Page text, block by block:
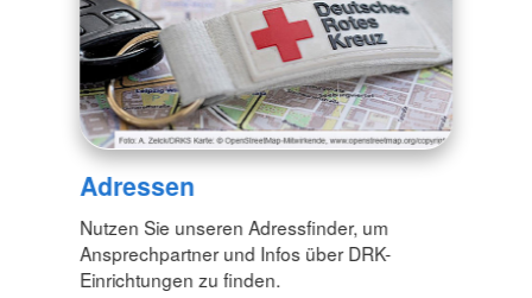
Adressen
Nutzen Sie unseren Adressfinder, um
Ansprechpartner und Infos über DRK-
Einrichtungen zu finden.